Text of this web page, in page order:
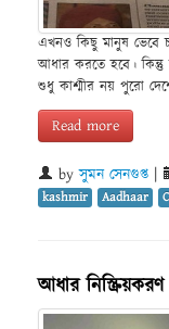
এখনও কিছু মানুষ ভেবে
আধার করতে হবে। কিন্তু
শুধু কাশ্মীর নয় পুরো
Read more
byসুমন সেনগুপ্ত
kashmir Aadhaar
আধার